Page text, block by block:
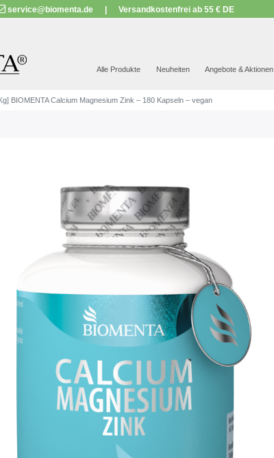
AUSGEZEICHNET.org 23.570 Bewertungen
service@biomenta.de | Versandkostenfrei ab 55 € DE
Alle Produkte Neuheiten Angebote & Aktionen
BIOMENTA Calcium Magnesium Zink – 180 Kapseln – vegan